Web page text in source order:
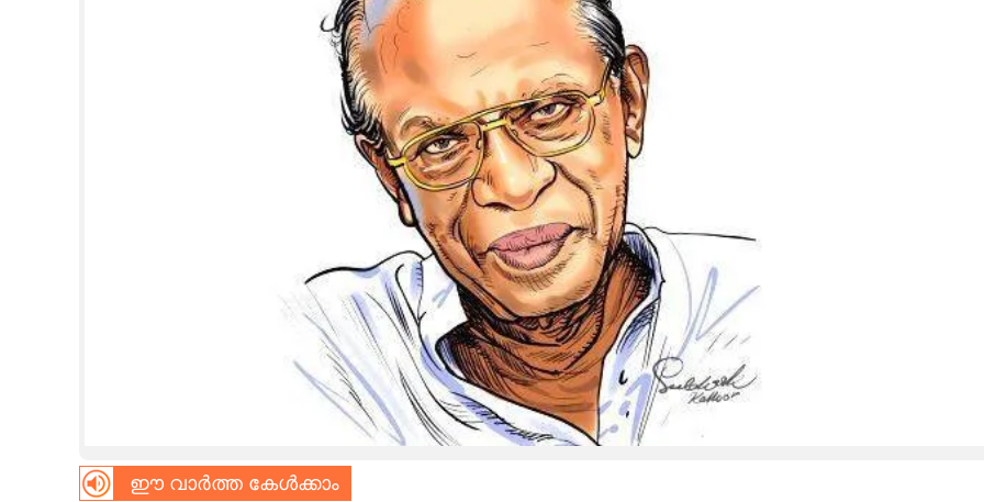
ഈ വാർത്ത കേൾക്കാം